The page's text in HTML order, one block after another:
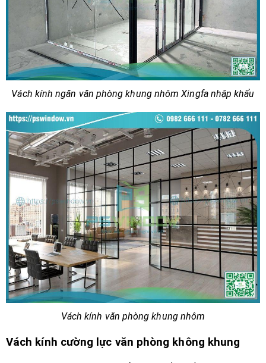
Vách kính ngăn văn phòng khung nhôm Xingfa nhập khẩu
Vách kính văn phòng khung nhôm
Vách kính cường lực văn phòng không khung